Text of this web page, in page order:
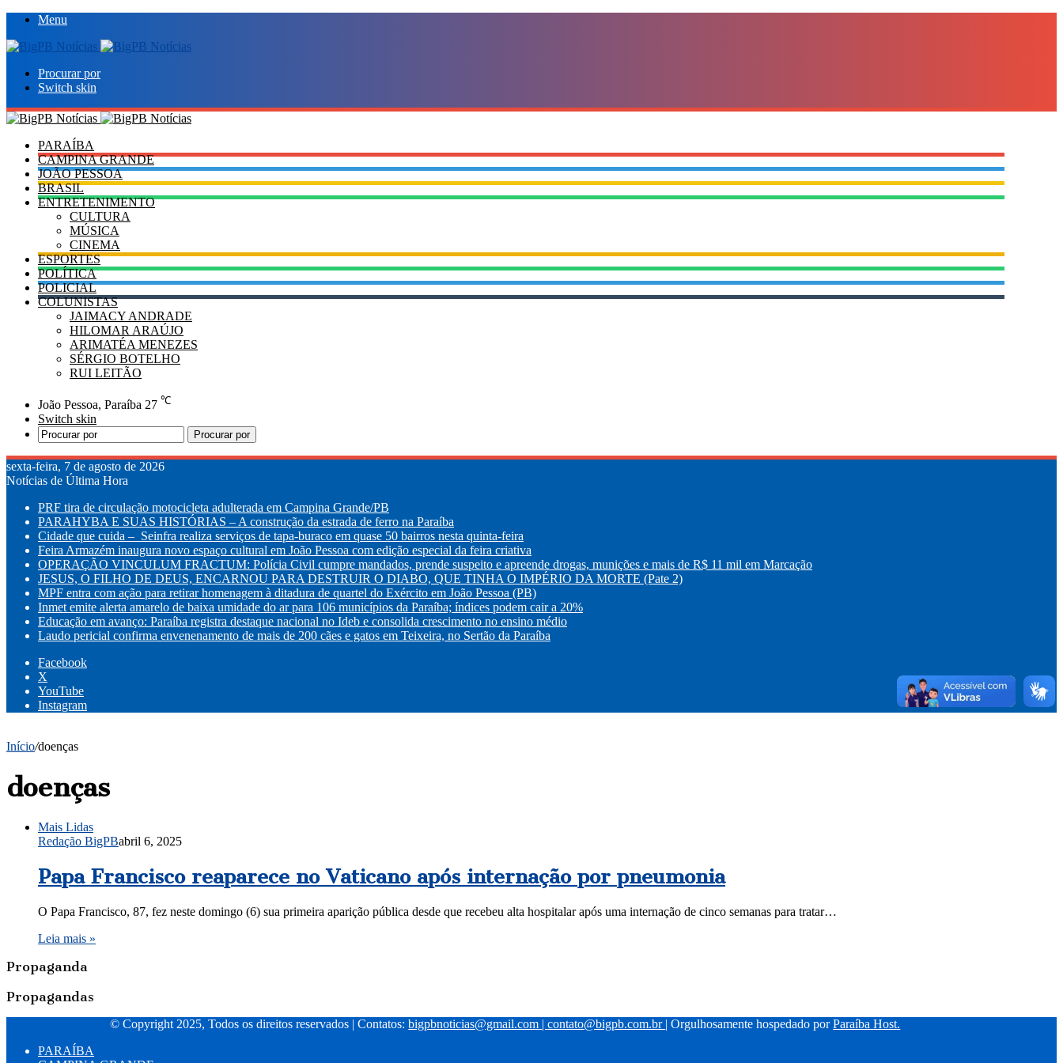
Menu
Procurar por
Switch skin
PARAÍBA
CAMPINA GRANDE
JOÃO PESSOA
BRASIL
ENTRETENIMENTO
CULTURA
MÚSICA
CINEMA
ESPORTES
POLÍTICA
POLICIAL
COLUNISTAS
JAIMACY ANDRADE
HILOMAR ARAÚJO
ARIMATÉA MENEZES
SÉRGIO BOTELHO
RUI LEITÃO
João Pessoa, Paraíba 27 ℃
Switch skin
Procurar por
sexta-feira, 7 de agosto de 2026
Notícias de Última Hora
PRF tira de circulação motocicleta adulterada em Campina Grande/PB
PARAHYBA E SUAS HISTÓRIAS – A construção da estrada de ferro na Paraíba
Cidade que cuida – Seinfra realiza serviços de tapa-buraco em quase 50 bairros nesta quinta-feira
Feira Armazém inaugura novo espaço cultural em João Pessoa com edição especial da feira criativa
OPERAÇÃO VINCULUM FRACTUM: Polícia Civil cumpre mandados, prende suspeito e apreende drogas, munições e mais de R$ 11 mil em Marcação
JESUS, O FILHO DE DEUS, ENCARNOU PARA DESTRUIR O DIABO, QUE TINHA O IMPÉRIO DA MORTE (Pate 2)
MPF entra com ação para retirar homenagem à ditadura de quartel do Exército em João Pessoa (PB)
Inmet emite alerta amarelo de baixa umidade do ar para 106 municípios da Paraíba; índices podem cair a 20%
Educação em avanço: Paraíba registra destaque nacional no Ideb e consolida crescimento no ensino médio
Laudo pericial confirma envenenamento de mais de 200 cães e gatos em Teixeira, no Sertão da Paraíba
Facebook
X
YouTube
Instagram
Início/doenças
doenças
Mais Lidas
Redação BigPBabril 6, 2025
Papa Francisco reaparece no Vaticano após internação por pneumonia
O Papa Francisco, 87, fez neste domingo (6) sua primeira aparição pública desde que recebeu alta hospitalar após uma internação de cinco semanas para tratar…
Leia mais »
Propaganda
Propagandas
© Copyright 2025, Todos os direitos reservados | Contatos:bigpbnoticias@gmail.com |contato@bigpb.com.br | Orgulhosamente hospedado porParaíba Host.
PARAÍBA